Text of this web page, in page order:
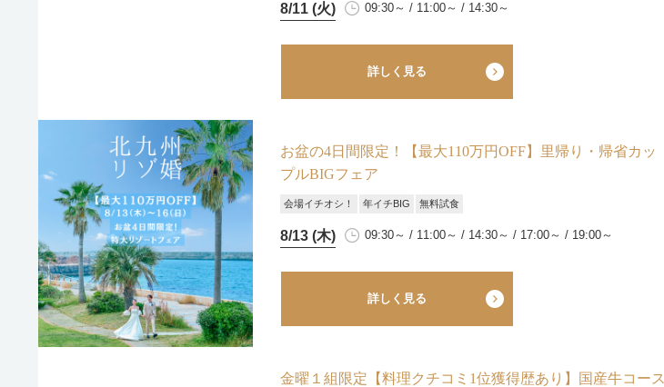
8/11 (火) 09:30～ / 11:00～ / 14:30～
詳しく見る
お盆の4日間限定！【最大110万円OFF】里帰り・帰省カッ
プルBIGフェア
会場イチオシ！ 年イチBIG 無料試食
8/13 (木) 09:30～ / 11:00～ / 14:30～ / 17:00～ / 19:00～
詳しく見る
金曜１組限定【料理クチコミ1位獲得歴あり】国産牛コース